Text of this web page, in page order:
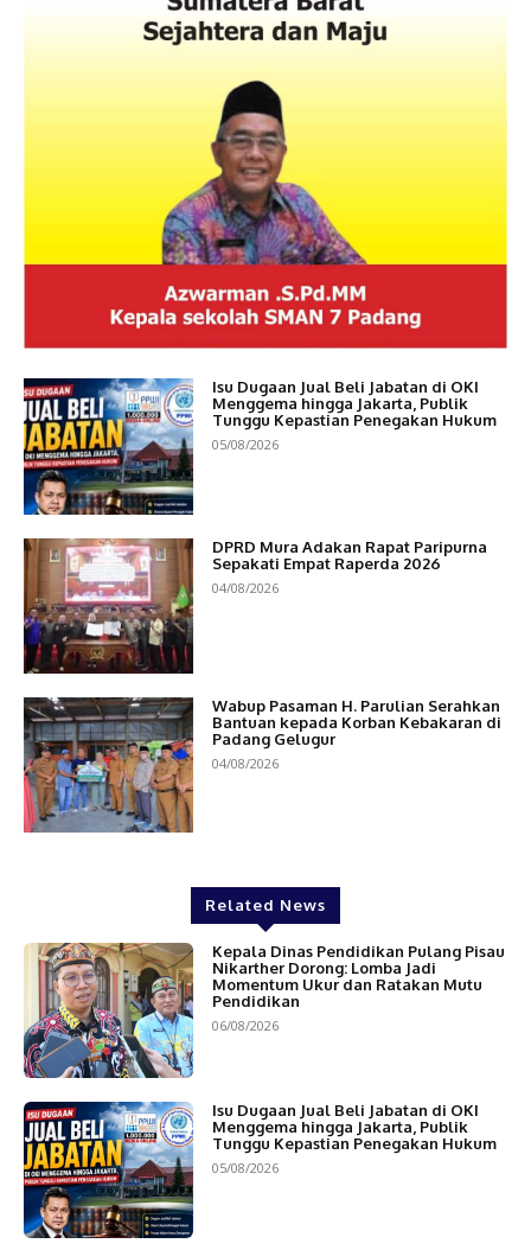
Isu Dugaan Jual Beli Jabatan di OKI
Menggema hingga Jakarta, Publik
Tunggu Kepastian Penegakan Hukum
05/08/2026
DPRD Mura Adakan Rapat Paripurna
Sepakati Empat Raperda 2026
04/08/2026
Wabup Pasaman H. Parulian Serahkan
Bantuan kepada Korban Kebakaran di
Padang Gelugur
04/08/2026
Related News
Kepala Dinas Pendidikan Pulang Pisau
Nikarther Dorong: Lomba Jadi
Momentum Ukur dan Ratakan Mutu
Pendidikan
06/08/2026
Isu Dugaan Jual Beli Jabatan di OKI
Menggema hingga Jakarta, Publik
Tunggu Kepastian Penegakan Hukum
05/08/2026